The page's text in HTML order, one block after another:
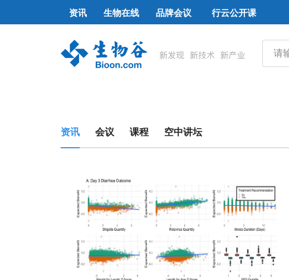
资讯 生物在线 品牌会议 行云公开课
资讯 会议 课程 空中讲坛